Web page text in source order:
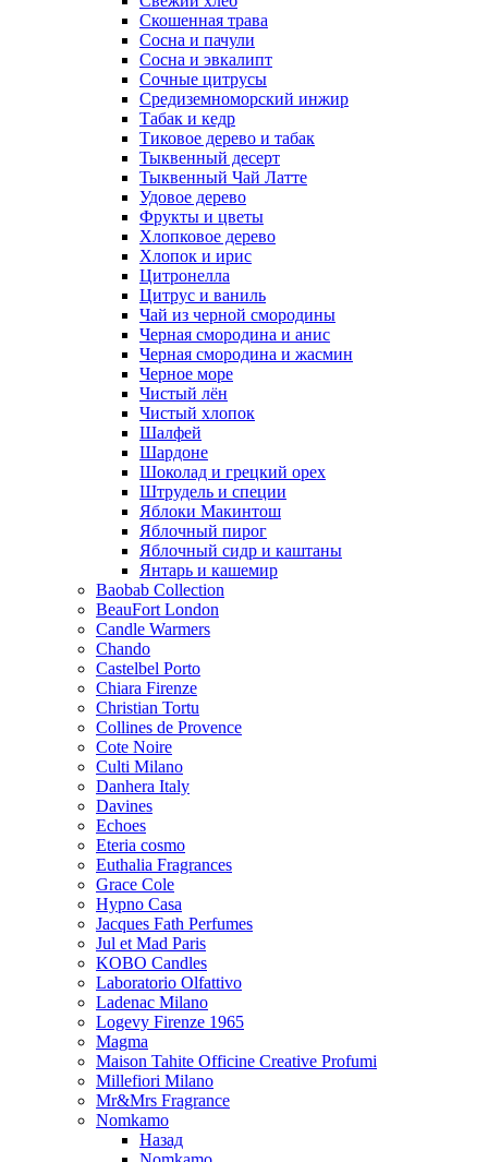
Скошенная трава
Сосна и пачули
Сосна и эвкалипт
Сочные цитрусы
Средиземноморский инжир
Табак и кедр
Тиковое дерево и табак
Тыквенный десерт
Тыквенный Чай Латте
Удовое дерево
Фрукты и цветы
Хлопковое дерево
Хлопок и ирис
Цитронелла
Цитрус и ваниль
Чай из черной смородины
Черная смородина и анис
Черная смородина и жасмин
Черное море
Чистый лён
Чистый хлопок
Шалфей
Шардоне
Шоколад и грецкий орех
Штрудель и специи
Яблоки Макинтош
Яблочный пирог
Яблочный сидр и каштаны
Янтарь и кашемир
Baobab Collection
BeauFort London
Candle Warmers
Chando
Castelbel Porto
Chiara Firenze
Christian Tortu
Collines de Provence
Cote Noire
Culti Milano
Danhera Italy
Davines
Echoes
Eteria cosmo
Euthalia Fragrances
Grace Cole
Hypno Casa
Jacques Fath Perfumes
Jul et Mad Paris
KOBO Candles
Laboratorio Olfattivo
Ladenac Milano
Logevy Firenze 1965
Magma
Maison Tahite Officine Creative Profumi
Millefiori Milano
Mr&Mrs Fragrance
Nomkamo
Назад